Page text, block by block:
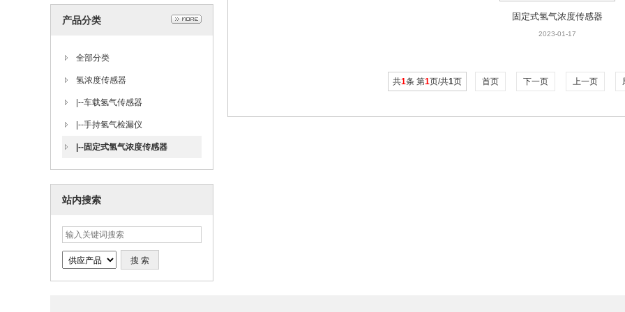
产品分类
全部分类
氢浓度传感器
|--车载氢气传感器
|--手持氢气检漏仪
|--固定式氢气浓度传感器
站内搜索
固定式氢气浓度传感器
2023-01-17
共1条 第1页/共1页 首页 下一页 上一页